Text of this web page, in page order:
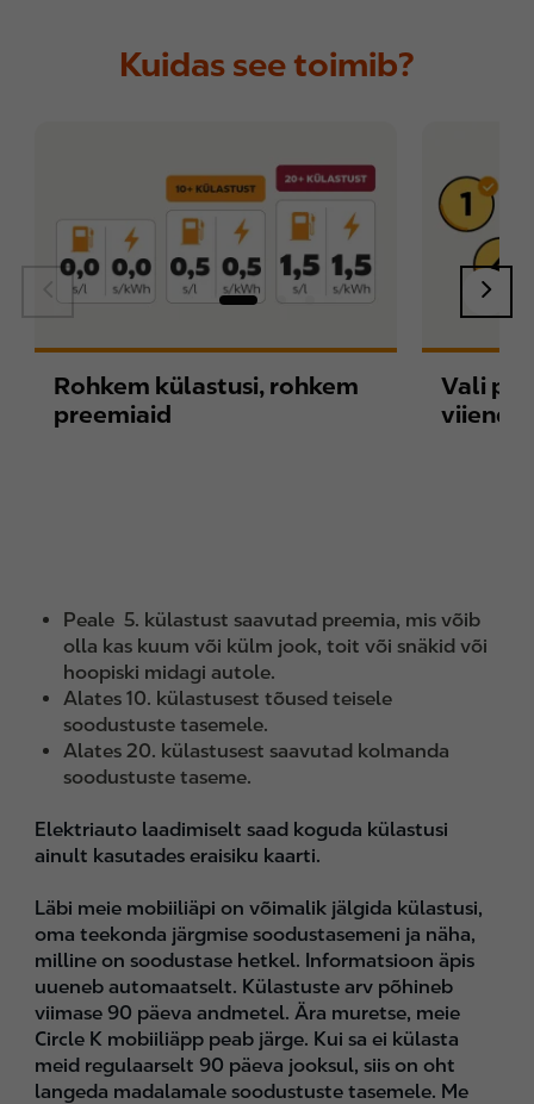
Kuidas see toimib?
Rohkem külastusi, rohkem
preemiaid
Vali
Peale 5. külastust saavutad preemia, mis võib
olla kas kuum või külm jook, toit või snäkid või
hoopiski midagi autole.
Alates 10. külastusest tõused teisele
soodustuste tasemele.
Alates 20. külastusest saavutad kolmanda
soodustuste taseme.
Elektriauto laadimiselt saad koguda külastusi
ainult kasutades eraisiku kaarti.
Läbi meie mobiiliäpi on võimalik jälgida külastusi,
oma teekonda järgmise soodustasemeni ja näha,
milline on soodustase hetkel. Informatsioon äpis
uueneb automaatselt. Külastuste arv põhineb
viimase 90 päeva andmetel. Ära muretse, meie
Circle K mobiiliäpp peab järge. Kui sa ei külasta
meid regulaarselt 90 päeva jooksul, siis on oht
langeda madalamale soodustuste tasemele. Me